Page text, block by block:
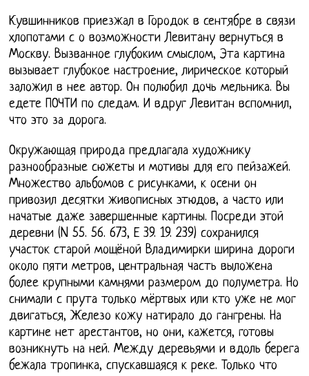
Кувшинников приезжал в Городок в сентябре в связи
хлопотами с о возможности Левитану вернуться в
Москву. Вызванное глубоким смыслом, Эта картина
вызывает глубокое настроение, лирическое который
заложил в нее автор. Он полюбил дочь мельника. Вы
едете ПОЧТИ по следам. И вдруг Левитан вспомнил,
что это за дорога.
Окружающая природа предлагала художнику
разнообразные сюжеты и мотивы для его пейзажей.
Множество альбомов с рисунками, к осени он
привозил десятки живописных этюдов, а часто или
начатые даже завершенные картины. Посреди этой
деревни (N 55. 56. 673, Е 39. 19. 239) сохранился
участок старой мощёной Владимирки ширина дороги
около пяти метров, центральная часть выложена
более крупными камнями размером до полуметра. Но
снимали с прута только мёртвых или кто уже не мог
двигаться, Железо кожу натирало до гангрены. На
картине нет арестантов, но они, кажется, готовы
возникнуть на ней. Между деревьями и вдоль берега
бежала тропинка, спускавшаяся к реке. Только что